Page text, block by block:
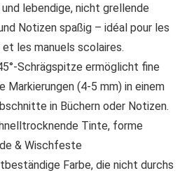
lebendige, nicht grellende
Notizen spaßig – idéal pour les
les manuels scolaires.
Schrägspitze ermöglicht fine
Markierungen (4-5 mm) in einem
in Büchern oder Notizen.
Tinte, forme
& Wischfeste
Farbe, die nicht durchs